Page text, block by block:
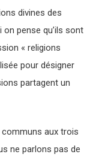
divines des
pense qu’ils sont
« religions
pour désigner
partagent un
aux trois
ne parlons pas de